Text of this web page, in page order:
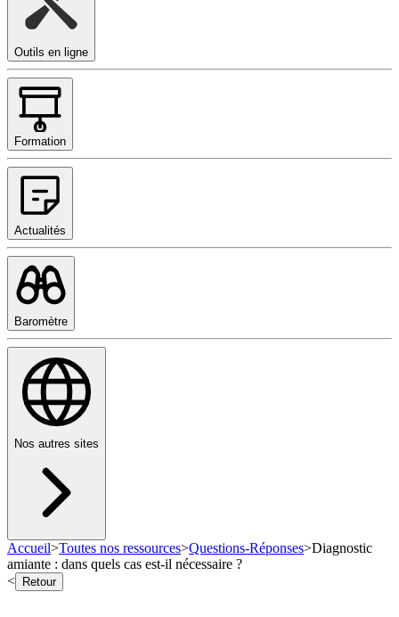
Outils en ligne
Formation
Actualités
Baromètre
Nos autres sites
Accueil>Toutes nos ressources>Questions-Réponses>Diagnostic
amiante : dans quels cas est-il nécessaire ?
<
Retour